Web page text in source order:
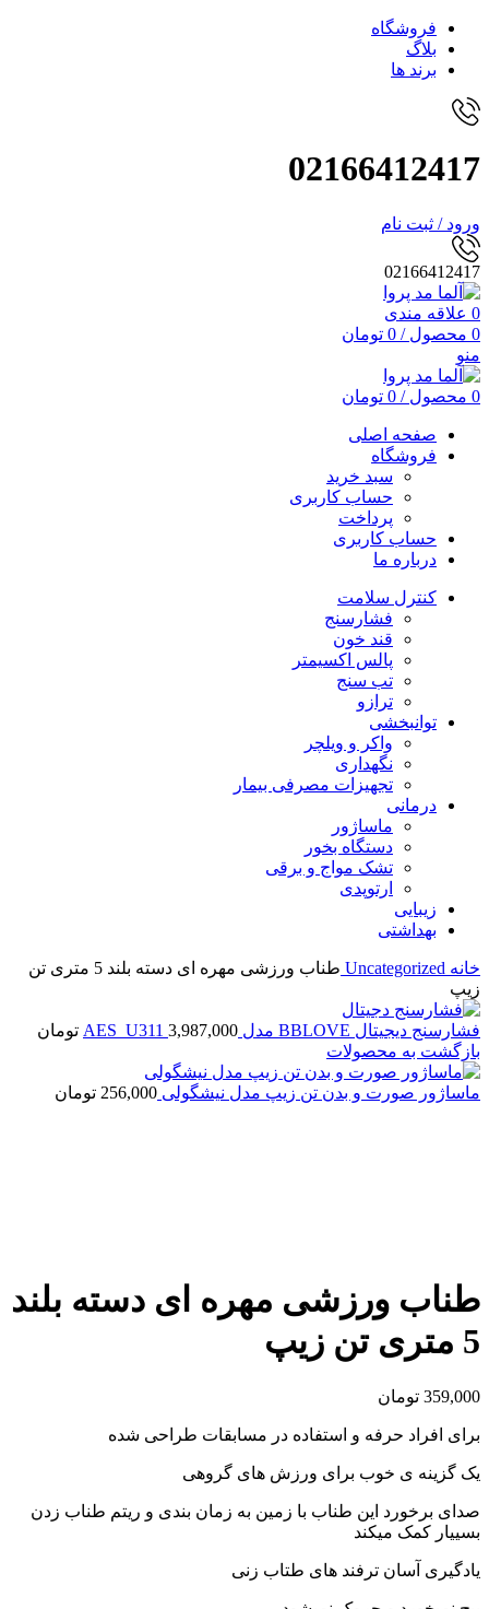
فروشگاه
بلاگ
برند ها
02166412417
ورود / ثبت نام
02166412417
0 علاقه مندی
0 محصول /
0 تومان
منو
0 محصول /
0 تومان
صفحه اصلی
فروشگاه
سبد خرید
حساب کاربری
پرداخت
حساب کاربری
درباره ما
کنترل سلامت
فشارسنج
قند خون
پالس اکسیمتر
تب سنج
ترازو
توانبخشی
واکر و ویلچر
نگهداری
تجهیزات مصرفی بیمار
درمانی
ماساژور
دستگاه بخور
تشک مواج و برقی
ارتوپدی
زیبایی
بهداشتی
خانه Uncategorized
طناب ورزشی مهره ای دسته بلند 5 متری تن
زیپ
فشارسنج دیجیتال BBLOVE مدل AES_U311 3,987,000
تومان
بازگشت به محصولات
ماساژور صورت و بدن تن زیپ مدل نیشگولی 256,000 تومان
طناب ورزشی مهره ای دسته بلند
5 متری تن زیپ
359,000 تومان
برای افراد حرفه و استفاده در مسابقات طراحی شده
یک گزینه ی خوب برای ورزش های گروهی
صدای برخورد این طناب با زمین به زمان بندی و ریتم طناب زدن
بسییار کمک میکند
یادگیری آسان ترفند های طتاب زنی